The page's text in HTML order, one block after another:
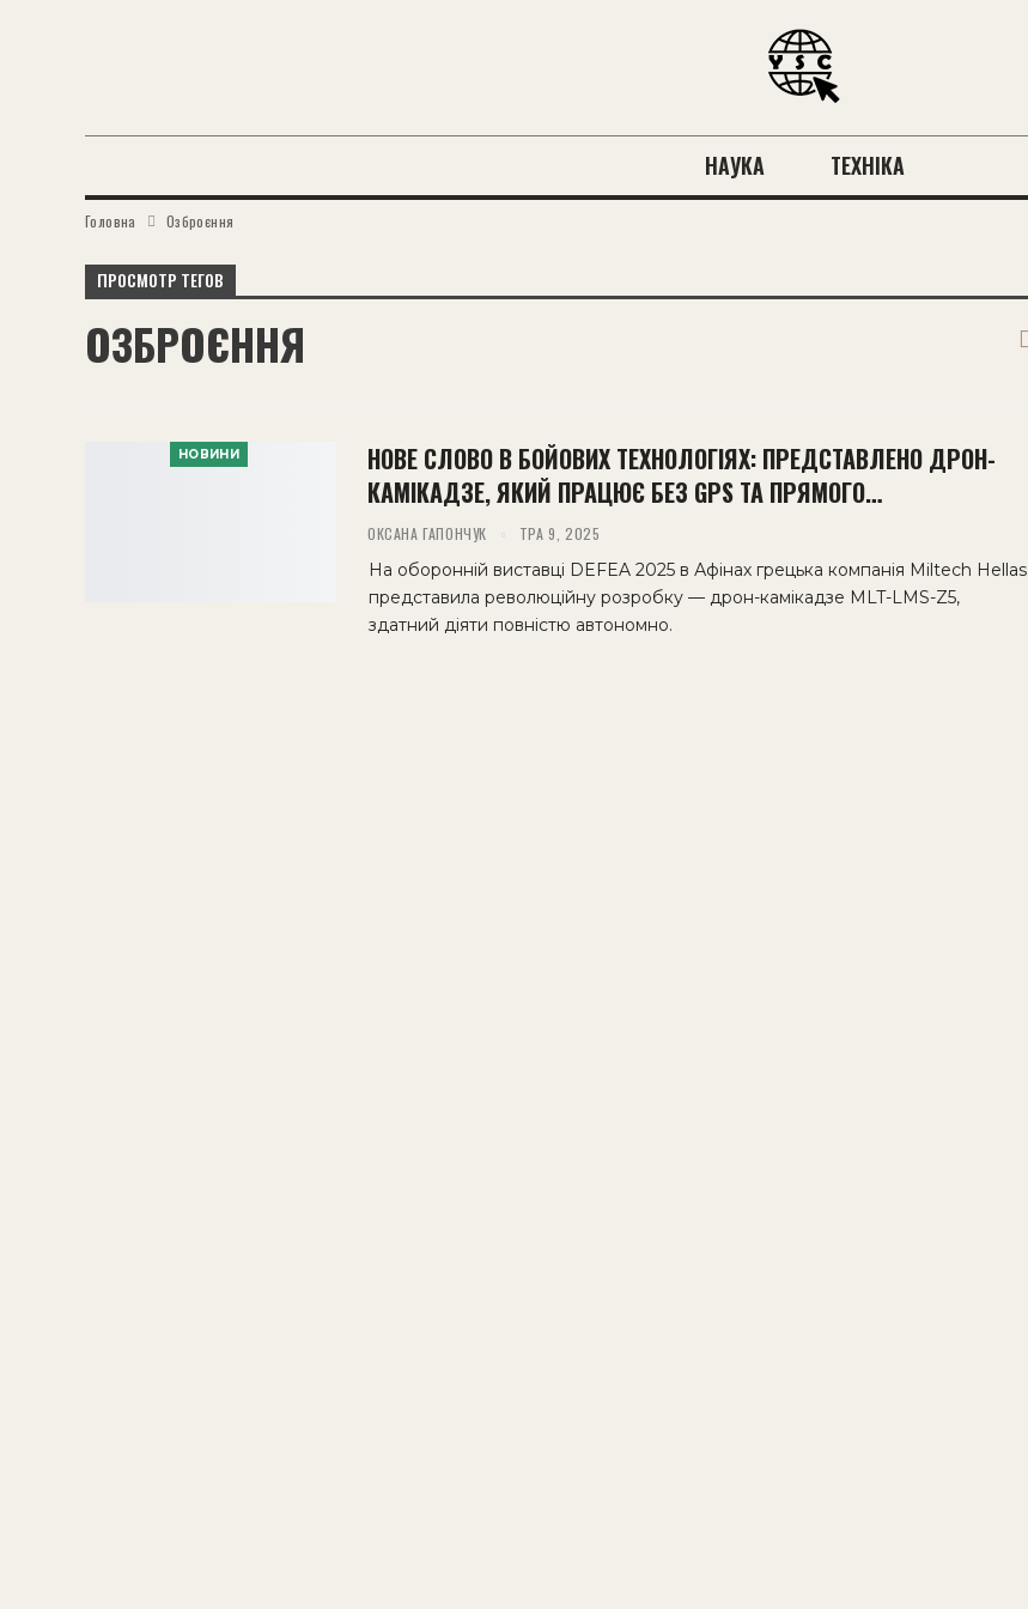
НАУКА ТЕХНІКА
Головна Озброєння
ПРОСМОТР ТЕГОВ
ОЗБРОЄННЯ
НОВИНИ
НОВЕ СЛОВО В БОЙОВИХ ТЕХНОЛОГІЯХ: ПРЕДСТАВЛЕНО ДРОН-
КАМІКАДЗЕ, ЯКИЙ ПРАЦЮЄ БЕЗ GPS ТА ПРЯМОГО…
ОКСАНА ГАПОНЧУК ТРА 9, 2025
На оборонній виставці DEFEA 2025 в Афінах грецька компанія Miltech Hellas
представила революційну розробку — дрон-камікадзе MLT-LMS-Z5,
здатний діяти повністю автономно.